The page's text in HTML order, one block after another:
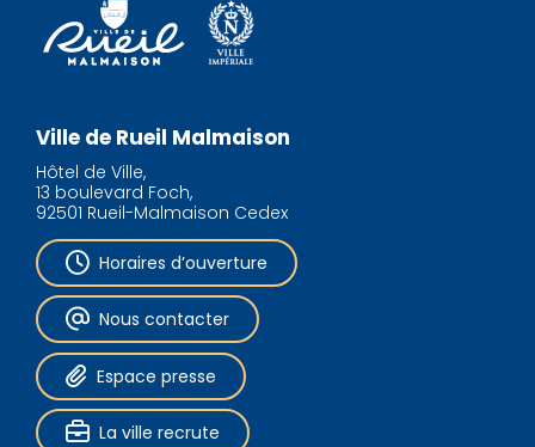
Ville de Rueil Malmaison
Hôtel de Ville,
13 boulevard Foch,
92501 Rueil-Malmaison Cedex
Horaires d’ouverture
Nous contacter
Espace presse
La ville recrute